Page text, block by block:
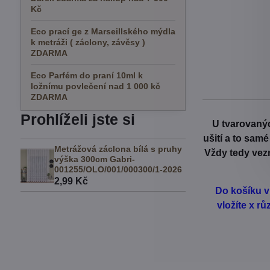
U
ušití a to
Vždy tedy
Do košíku
vložíte x
Kč
Eco prací ge z Marseillského mýdla
k metráži ( záclony, závěsy )
ZDARMA
Eco Parfém do praní 10ml k
ložnímu povlečení nad 1 000 kč
ZDARMA
Prohlíželi jste si
Metrážová záclona bílá s pruhy
výška 300cm Gabri-
001255/OLO/001/000300/1-2026
2,99 Kč